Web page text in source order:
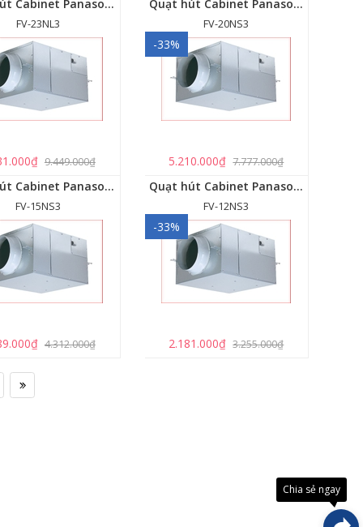
Quạt hút Cabinet Panasonic FV-23NL3
FV-23NL3
9.449.000₫
Quạt hút Cabinet Panasonic FV-20NS3
FV-20NS3
-33%
5.210.000₫ 7.777.000₫
Quạt hút Cabinet Panasonic FV-15NS3
FV-15NS3
4.312.000₫
Quạt hút Cabinet Panasonic FV-12NS3
FV-12NS3
-33%
2.181.000₫ 3.255.000₫
trải
phát
triển
Chia sẻ ngay